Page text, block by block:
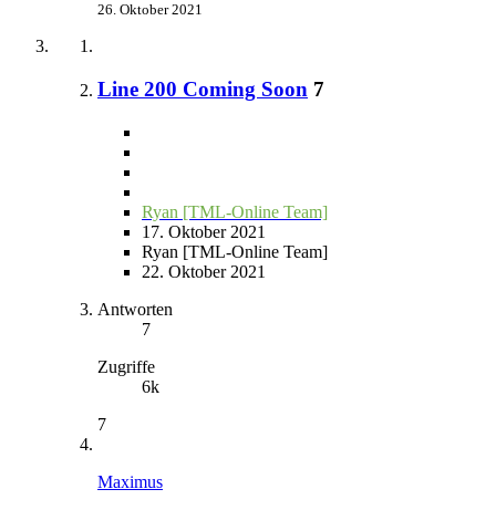
26. Oktober 2021
Line 200 Coming Soon 7
Ryan [TML-Online Team]
17. Oktober 2021
Ryan [TML-Online Team]
22. Oktober 2021
Antworten
7
Zugriffe
6k
7
Maximus